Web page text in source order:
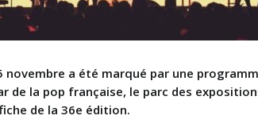
novembre a été marqué par une
de la pop française, le parc des
de la 36e édition.